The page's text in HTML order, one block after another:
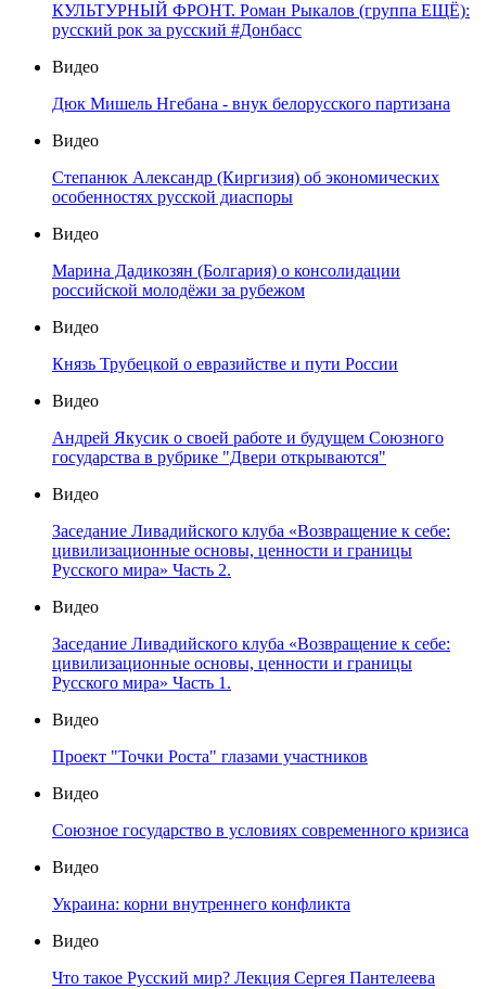
КУЛЬТУРНЫЙ ФРОНТ. Роман Рыкалов (группа ЕЩЁ):
русский рок за русский #Донбасс
Видео
Дюк Мишель Нгебана - внук белорусского партизана
Видео
Степанюк Александр (Киргизия) об экономических
особенностях русской диаспоры
Видео
Марина Дадикозян (Болгария) о консолидации
российской молодёжи за рубежом
Видео
Князь Трубецкой о евразийстве и пути России
Видео
Андрей Якусик о своей работе и будущем Союзного
государства в рубрике "Двери открываются"
Видео
Заседание Ливадийского клуба «Возвращение к себе:
цивилизационные основы, ценности и границы
Русского мира» Часть 2.
Видео
Заседание Ливадийского клуба «Возвращение к себе:
цивилизационные основы, ценности и границы
Русского мира» Часть 1.
Видео
Проект "Точки Роста" глазами участников
Видео
Союзное государство в условиях современного кризиса
Видео
Украина: корни внутреннего конфликта
Видео
Что такое Русский мир? Лекция Сергея Пантелеева